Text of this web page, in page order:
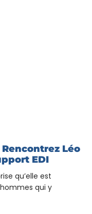
Léo
EDI
qu’elle est
qui y